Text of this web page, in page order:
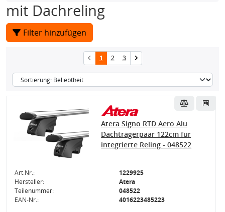
mit Dachreling
Filter hinzufügen
1 2 3
Atera Signo RTD Aero Alu
Dachträgerpaar 122cm für
integrierte Reling - 048522
Art.Nr.:
1229925
Hersteller:
Atera
Teilenummer:
048522
EAN-Nr.:
4016223485223